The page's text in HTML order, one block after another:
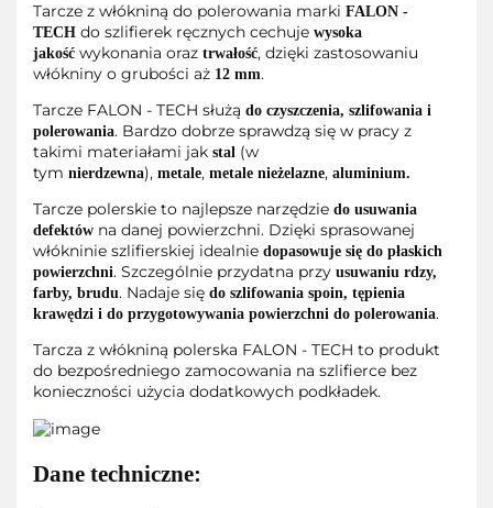
Tarcze z włókniną do polerowania marki FALON -
TECH do szlifierek ręcznych cechuje wysoka
jakość wykonania oraz trwałość, dzięki zastosowaniu
włókniny o grubości aż 12 mm.
Tarcze FALON - TECH służą do czyszczenia, szlifowania i
polerowania. Bardzo dobrze sprawdzą się w pracy z
takimi materiałami jak stal (w
tym nierdzewna), metale, metale nieżelazne, aluminium.
Tarcze polerskie to najlepsze narzędzie do usuwania
defektów na danej powierzchni. Dzięki sprasowanej
włókninie szlifierskiej idealnie dopasowuje się do płaskich
powierzchni. Szczególnie przydatna przy usuwaniu rdzy,
farby, brudu. Nadaje się do szlifowania spoin, tępienia
krawędzi i do przygotowywania powierzchni do polerowania.
Tarcza z włókniną polerska FALON - TECH to produkt
do bezpośredniego zamocowania na szlifierce bez
konieczności użycia dodatkowych podkładek.
Dane techniczne: